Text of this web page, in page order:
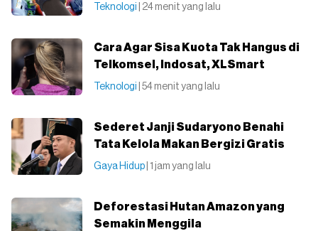
Teknologi | 24 menit yang lalu
Cara Agar Sisa Kuota Tak Hangus di
Telkomsel, Indosat, XLSmart
Teknologi | 54 menit yang lalu
Sederet Janji Sudaryono Benahi
Tata Kelola Makan Bergizi Gratis
Gaya Hidup | 1 jam yang lalu
Deforestasi Hutan Amazon yang
Semakin Menggila